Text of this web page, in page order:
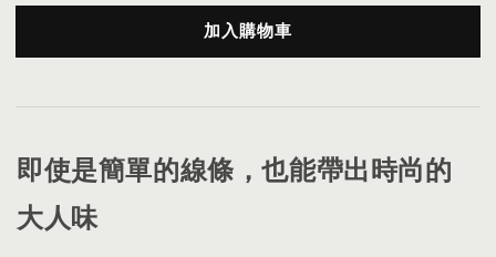
加入購物車
即使是簡單的線條，也能帶出時尚的
大人味